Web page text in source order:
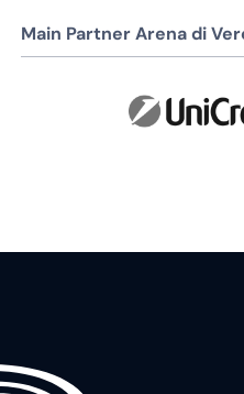
Main Partner Arena di